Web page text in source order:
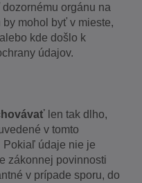
orgánu na
mohol byť v mieste,
kde došlo k
údajov.
len tak dlho,
v tomto
údaje nie je
zákonnej povinnosti
v prípade sporu, do